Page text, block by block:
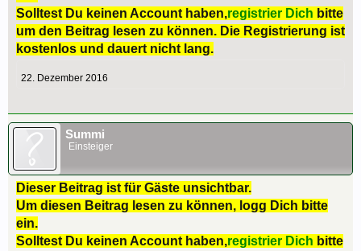
Solltest Du keinen Account haben,registrier Dich bitte
um den Beitrag lesen zu können. Die Registrierung ist
kostenlos und dauert nicht lang.
22. Dezember 2016
Summi
Einsteiger
Dieser Beitrag ist für Gäste unsichtbar.
Um diesen Beitrag lesen zu können, logg Dich bitte
ein.
Solltest Du keinen Account haben,registrier Dich bitte